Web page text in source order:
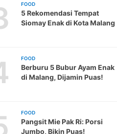
FOOD
5 Rekomendasi Tempat
Siomay Enak di Kota Malang
FOOD
Berburu 5 Bubur Ayam Enak
di Malang, Dijamin Puas!
FOOD
Pangsit Mie Pak Ri: Porsi
Jumbo, Bikin Puas!